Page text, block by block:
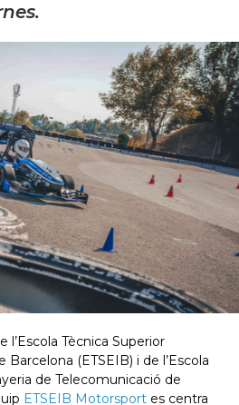
Tècnica Superior
Barcelona (ETSEIB) i de l’Escola
de Telecomunicació de
ETSEIB Motorsport es centra